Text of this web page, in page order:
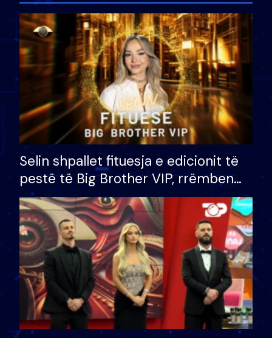
Selin shpallet fituesja e edicionit të
pestë të Big Brother VIP, rrëmben
çmimin e madh prej 100 mijë eurosh